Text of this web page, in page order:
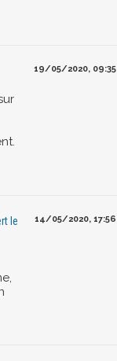
19/05/2020, 09:35
le
14/05/2020, 17:56